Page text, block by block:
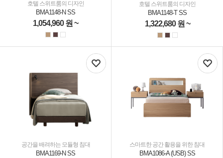
호텔 스위트룸의 디자인
BMA1148-N SS
1,054,960원 ~
호텔 스위트룸의 디자인
BMA1148-T SS
1,322,680원 ~
공간을 배려하는 모듈형 침대
BMA1169-N SS
스마트한 공간 활용을 위한 침대
BMA1086-A (USB) SS